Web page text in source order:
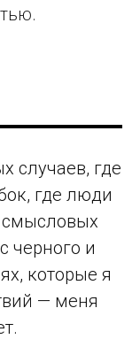
случаев, где
где люди
смысловых
черного и
которые я
— меня